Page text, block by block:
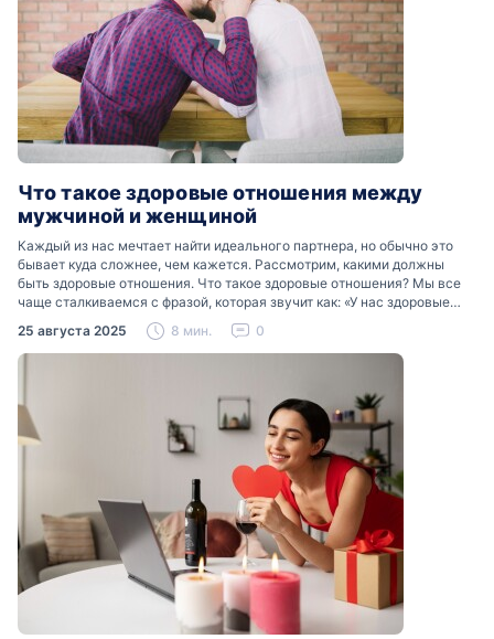
Что такое здоровые отношения между
мужчиной и женщиной
Каждый из нас мечтает найти идеального партнера, но обычно это
бывает куда сложнее, чем кажется. Рассмотрим, какими должны
быть здоровые отношения. Что такое здоровые отношения? Мы все
чаще сталкиваемся с фразой, которая звучит как: «У нас здоровые
отношения». Что именно подразумевается…
25 августа 2025 8 мин. 0